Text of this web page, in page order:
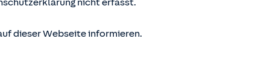
nicht erfasst.
dieser Webseite informieren.